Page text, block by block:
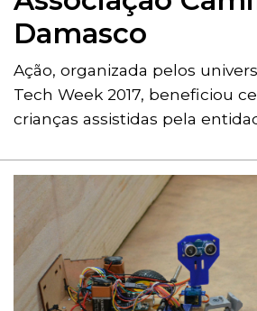
Damasco
Ação, organizada pelos
Tech Week 2017, beneficiou
crianças assistidas pela